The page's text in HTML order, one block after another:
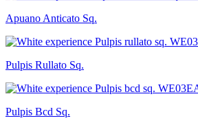
Apuano Anticato Sq.
Pulpis Rullato Sq.
Pulpis Bcd Sq.